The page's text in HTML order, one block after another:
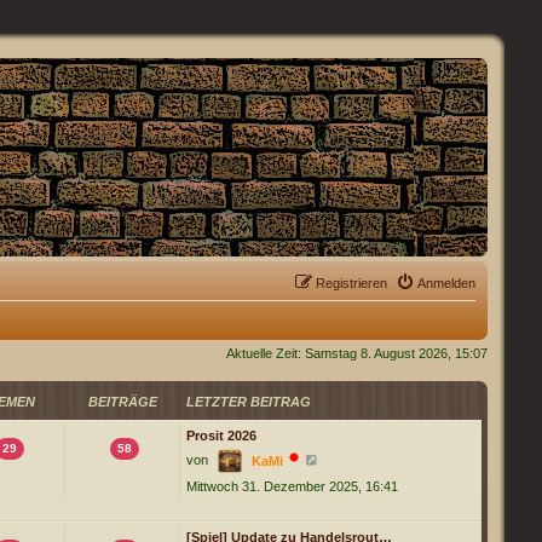
Anmelden
Registrieren
Aktuelle Zeit: Samstag 8. August 2026, 15:07
BEITRÄGE LETZTER BEITRAG
29 58
Prosit 2026
von
KaMi
u
Mittwoch 31. Dezember 2025, 16:41
[Spiel] Update zu Handelsrout…